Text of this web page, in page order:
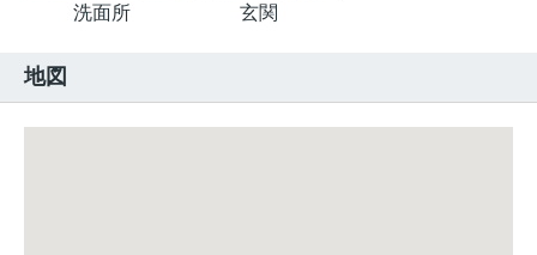
洗面所 玄関
地図